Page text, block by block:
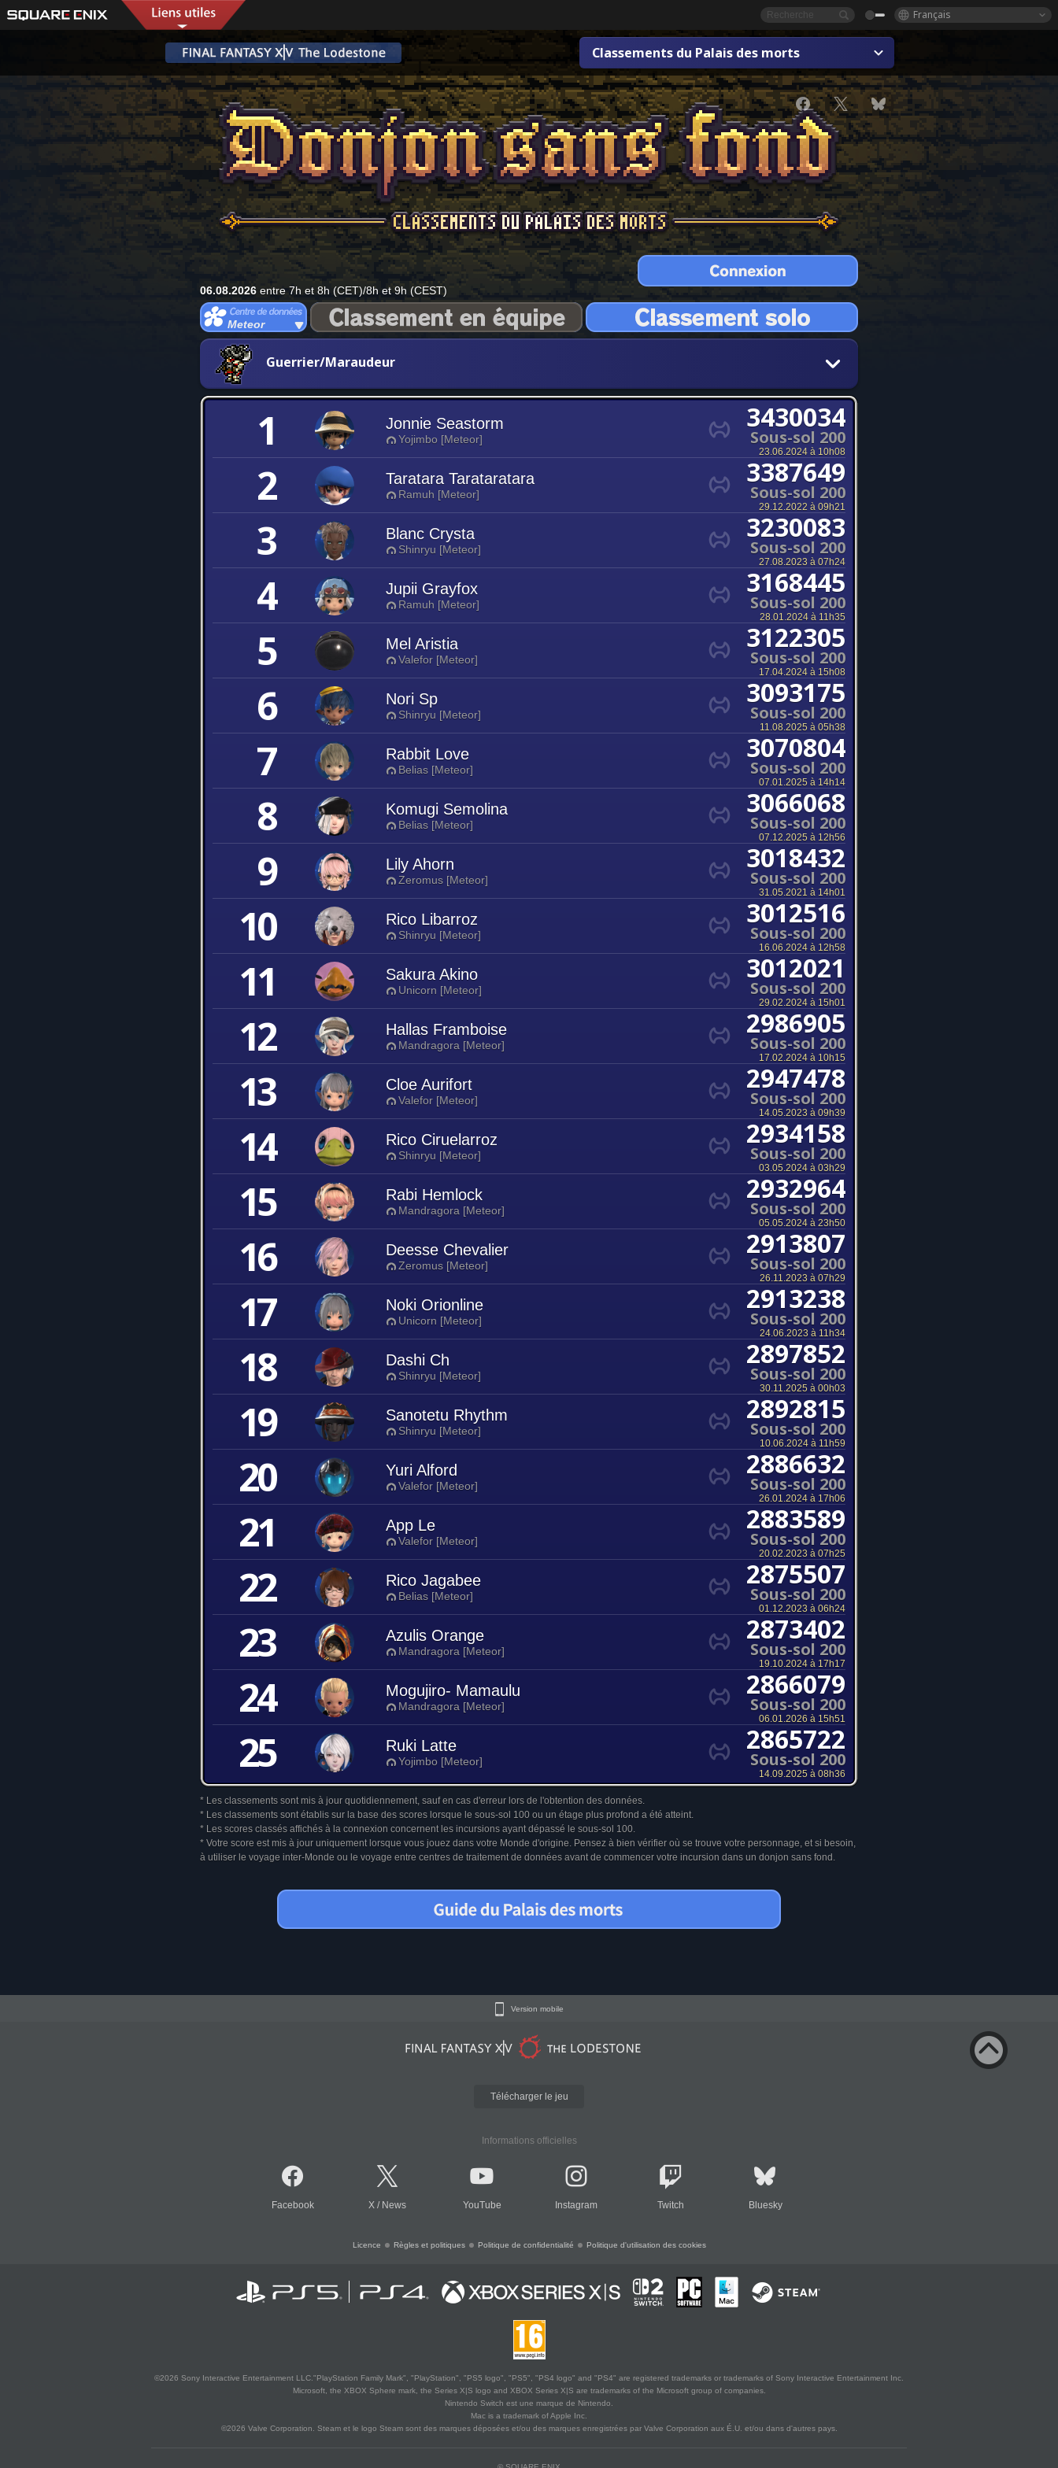
Français
Classements du Palais des morts
06.08.2026 entre 7h et 8h (CET)/8h et 9h (CEST)
Meteor
Guerrier/Maraudeur
1 Jonnie Seastorm
Yojimbo [Meteor]
3430034
Sous-sol 200
23.06.2024 à 10h08
2 Taratara Tarataratara
Ramuh [Meteor]
3387649
Sous-sol 200
29.12.2022 à 09h21
3 Blanc Crysta
Shinryu [Meteor]
3230083
Sous-sol 200
27.08.2023 à 07h24
4 Jupii Grayfox
Ramuh [Meteor]
3168445
Sous-sol 200
28.01.2024 à 11h35
5 Mel Aristia
Valefor [Meteor]
3122305
Sous-sol 200
17.04.2024 à 15h08
6 Nori Sp
Shinryu [Meteor]
3093175
Sous-sol 200
11.08.2025 à 05h38
7 Rabbit Love
Belias [Meteor]
3070804
Sous-sol 200
07.01.2025 à 14h14
8 Komugi Semolina
Belias [Meteor]
3066068
Sous-sol 200
07.12.2025 à 12h56
9 Lily Ahorn
Zeromus [Meteor]
3018432
Sous-sol 200
31.05.2021 à 14h01
10 Rico Libarroz
Shinryu [Meteor]
3012516
Sous-sol 200
16.06.2024 à 12h58
11 Sakura Akino
Unicorn [Meteor]
3012021
Sous-sol 200
29.02.2024 à 15h01
12 Hallas Framboise
Mandragora [Meteor]
2986905
Sous-sol 200
17.02.2024 à 10h15
13 Cloe Aurifort
Valefor [Meteor]
2947478
Sous-sol 200
14.05.2023 à 09h39
14 Rico Ciruelarroz
Shinryu [Meteor]
2934158
Sous-sol 200
03.05.2024 à 03h29
15 Rabi Hemlock
Mandragora [Meteor]
2932964
Sous-sol 200
05.05.2024 à 23h50
16 Deesse Chevalier
Zeromus [Meteor]
2913807
Sous-sol 200
26.11.2023 à 07h29
17 Noki Orionline
Unicorn [Meteor]
2913238
Sous-sol 200
24.06.2023 à 11h34
18 Dashi Ch
Shinryu [Meteor]
2897852
Sous-sol 200
30.11.2025 à 00h03
19 Sanotetu Rhythm
Shinryu [Meteor]
2892815
Sous-sol 200
10.06.2024 à 11h59
20 Yuri Alford
Valefor [Meteor]
2886632
Sous-sol 200
26.01.2024 à 17h06
21 App Le
Valefor [Meteor]
2883589
Sous-sol 200
20.02.2023 à 07h25
22 Rico Jagabee
Belias [Meteor]
2875507
Sous-sol 200
01.12.2023 à 06h24
23 Azulis Orange
Mandragora [Meteor]
2873402
Sous-sol 200
19.10.2024 à 17h17
24 Mogujiro- Mamaulu
Mandragora [Meteor]
2866079
Sous-sol 200
06.01.2026 à 15h51
25 Ruki Latte
Yojimbo [Meteor]
2865722
Sous-sol 200
14.09.2025 à 08h36
* Les classements sont mis à jour quotidiennement, sauf en cas d'erreur lors de l'obtention des données.
* Les classements sont établis sur la base des scores lorsque le sous-sol 100 ou un étage plus profond a été atteint.
* Les scores classés affichés à la connexion concernent les incursions ayant dépassé le sous-sol 100.
* Votre score est mis à jour uniquement lorsque vous jouez dans votre Monde d'origine. Pensez à bien vérifier où se trouve votre personnage, et si besoin,
à utiliser le voyage inter-Monde ou le voyage entre centres de traitement de données avant de commencer votre incursion dans un donjon sans fond.
Version mobile
Télécharger le jeu
Informations officielles
Facebook X / News YouTube Instagram Twitch Bluesky
Licence Règles et politiques Politique de confidentialité Politique d'utilisation des cookies
©2026 Sony Interactive Entertainment LLC."PlayStation Family Mark", "PlayStation", "PS5 logo", "PS5", "PS4 logo" and "PS4" are registered trademarks or trademarks of Sony Interactive Entertainment Inc.
Microsoft, the XBOX Sphere mark, the Series X|S logo and XBOX Series X|S are trademarks of the Microsoft group of companies.
Nintendo Switch est une marque de Nintendo.
Mac is a trademark of Apple Inc.
©2026 Valve Corporation. Steam et le logo Steam sont des marques déposées et/ou des marques enregistrées par Valve Corporation aux É.U. et/ou dans d'autres pays.